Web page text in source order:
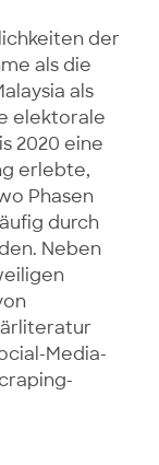
der
als die
als
elektorale
2020 eine
erlebte,
Phasen
durch
Neben
Media-